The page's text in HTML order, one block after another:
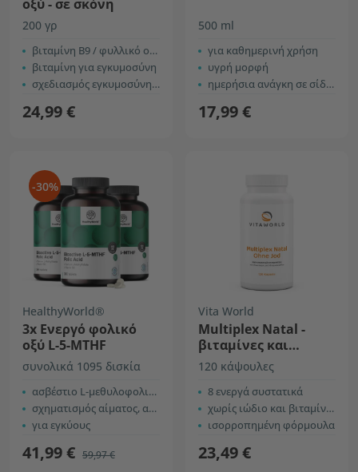
οξύ - σε σκόνη
200 γρ
βιταμίνη Β9 / φυλλικό οξύ
βιταμίνη για εγκυμοσύνη
σχεδιασμός εγκυμοσύνης και εγκυμοσύνη
24,99 €
500 ml
για καθημερινή χρήση
υγρή μορφή
ημερήσια ανάγκη σε σίδηρο
17,99 €
-30%
HealthyWorld®
3x Ενεργό φολικό
οξύ L-5-MTHF
συνολικά 1095 δισκία
ασβέστιο L-μεθυλοφολικό
σχηματισμός αίματος, ανοσία και ενέργεια
για εγκύους
41,99 € 59,97 €
Vita World
Multiplex Natal -
βιταμίνες και
μέταλλα για εγκύους
120 κάψουλες
8 ενεργά συστατικά
χωρίς ιώδιο και βιταμίνη Κ
ισορροπημένη φόρμουλα
23,49 €